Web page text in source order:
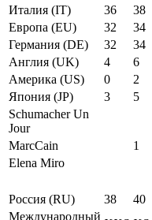
Италия (IT)
36 38
Европа (EU)
32 34
Германия (DE)
32 34
Англия (UK)
4 6
Америка (US)
0 2
Япония (JP)
3 5
Schumacher Un
Jour
MarcCain
1
Elena Miro
Россия (RU)
38 40
Международный